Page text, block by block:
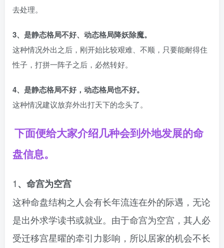
去处理。
3、是静态格局不好、动态格局降妖除魔。
这种情况外出之后，刚开始比较艰难、不顺，只要能耐得住
性子，打拼一阵子之后，必然转好。
4、是静态格局不好，动态格局也不好。
这种情况建议放弃外出打天下的念头了。
下面便给大家介绍几种会到外地发展的命
盘信息。
1、命宫为空宫
这种命盘结构之人会有长年流连在外的际遇，无论
是出外求学读书或就业。由于命宫为空宫，其人必
受迁移宫星曜的牵引力影响，所以居家的机会不长